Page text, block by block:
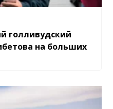
голливудский
на больших